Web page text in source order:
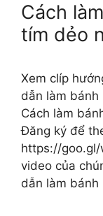
Cách
tím dẻo
Xem clíp
dẫn làm bánh
Cách làm
Đăng ký để
https://
video của
dẫn làm